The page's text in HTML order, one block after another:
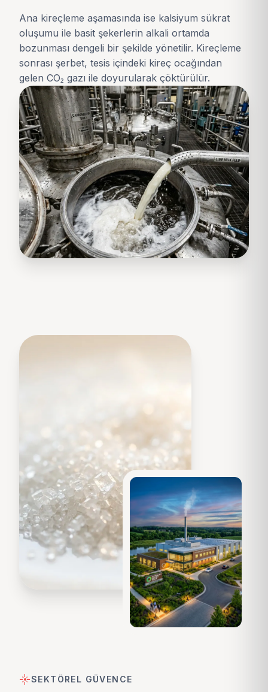
Ana kireçleme aşamasında ise kalsiyum sükrat
oluşumu ile basit şekerlerin alkali ortamda
bozunması dengeli bir şekilde yönetilir. Kireçleme
sonrası şerbet, tesis içindeki kireç ocağından
gelen CO₂ gazı ile doyurularak çöktürülür.
flareSEKTÖREL GÜVENCE